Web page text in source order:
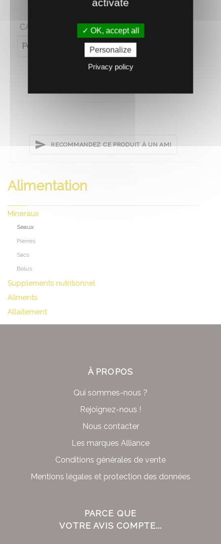
CARACTÉRISTIQUES
Poids (en kg)
RECOMMANDEZ CE PRODUIT À UN AMI
Alimentation
Mineraux
Seaux
Pierres
Sacs
Bolus
Supplements nutritionnel
Aliments
Allaitement
À PROPOS
Qui sommes-nous ?
Rejoignez-nous !
Nous contacter
Les marques Alliance
Conditions générales de vente
Mentions légales et protection des données
PARCE QUE
VOTRE AVIS COMPTE...
activate
OK, accept all
Personalize
Privacy policy